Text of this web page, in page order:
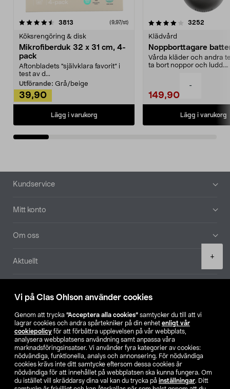
Vi på Clas Ohlson använder cookies
Genom att trycka ”Acceptera alla cookies” samtycker du till att vi
lagrar cookies och andra spårtekniker på din enhet enligt vår
cookiepolicy för att förbättra upplevelsen på vår webbplats,
analysera webbplatsens användning samt anpassa våra
marknadsföringsinsatser. Vi använder fyra kategorier av cookies:
nödvändiga, funktionella, analys och annonsering. För nödvändiga
cookies krävs inte ditt samtycke eftersom dessa cookies är
nödvändiga för att innehållet på webbplatsen ska kunna fungera. Om
du istället vill skräddarsy dina val kan du trycka på inställningar. Ditt
-
+
3813 (9,97/st)
Köksrengöring & disk
Mikrofiberduk 32 x 31 cm, 4-
pack
Aftonbladets "självklara favorit” i
test av d...
Utförande: Grå/beige
39,90
Lägg i varukorg
4.0av 5 stjärnor 3252
Klädvård
Noppborttagare
Vårda kläder och andra
ta bort noppor och ludd.
149,90
Lägg i varukorg
4.5av 5 stjärnor
Sidfot
Kundservice
Mitt konto
Om oss
Aktuellt
Hitta butik
SE NO FI